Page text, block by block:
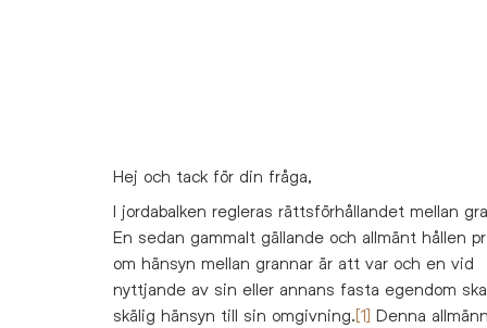
Hej och tack för din fråga,
I jordabalken regleras rättsförhållandet mellan
En sedan gammalt gällande och allmänt hållen
om hänsyn mellan grannar är att var och en vid
nyttjande av sin eller annans fasta egendom
skälig hänsyn till sin omgivning. [1] Denna